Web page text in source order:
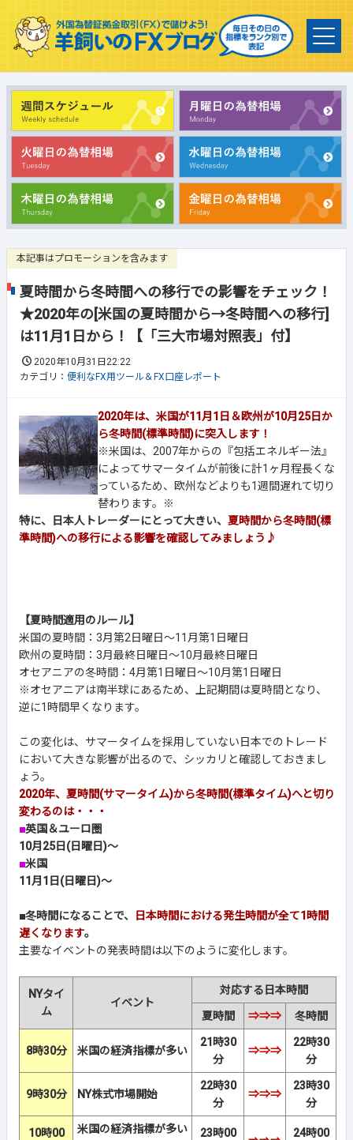
本記事はプロモーションを含みます
夏時間から冬時間への移行での影響をチェック！
★2020年の[米国の夏時間から→冬時間への移行]
は11月1日から！【「三大市場対照表」付】
2020年10月31日22:22
カテゴリ： 便利なFX用ツール＆FX口座レポート
2020年は、米国が11月1日＆欧州が10月25日か
ら冬時間(標準時間)に突入します！
※米国は、2007年からの『包括エネルギー法』
によってサマータイムが前後に計1ヶ月程長くな
っているため、欧州などよりも1週間遅れて切り
替わります。※
特に、日本人トレーダーにとって大きい、 夏時間から冬時間(標
準時間)への移行による影響を確認してみましょう♪
【夏時間適用のルール】
米国の夏時間：3月第2日曜日～11月第1日曜日
欧州の夏時間：3月最終日曜日～10月最終日曜日
オセアニアの冬時間：4月第1日曜日～10月第1日曜日
※オセアニアは南半球にあるため、上記期間は夏時間となり、
逆に1時間早くなります。
この変化は、サマータイムを採用していない日本でのトレード
において大きな影響が出るので、シッカリと確認しておきまし
ょう。
2020年、夏時間(サマータイム)から冬時間(標準タイム)へと切り
変わるのは・・・
■英国＆ユーロ圏
10月25日(日曜日)～
■米国
11月1日(日曜日)～
■冬時間になることで、
日本時間における発生時間が全て1時間
遅くなります。
主要なイベントの発表時間は以下のように変化します。
NYタイ
ム
イベント
対応する日本時間
夏時間 ⇒⇒⇒ 冬時間
8時30分 米国の経済指標が多い
21時30
分
⇒⇒⇒
22時30
分
9時30分 NY株式市場開始
22時30
分
⇒⇒⇒
23時30
分
10時00
米国の経済指標が多い
23時00
24時00